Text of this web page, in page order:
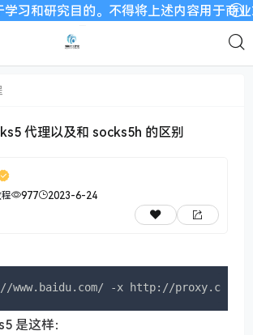
和研究目的。不得将上述内容用于商
代理以及和 socks5h 的区别
977 2023-6-24
-x http://
是这样：